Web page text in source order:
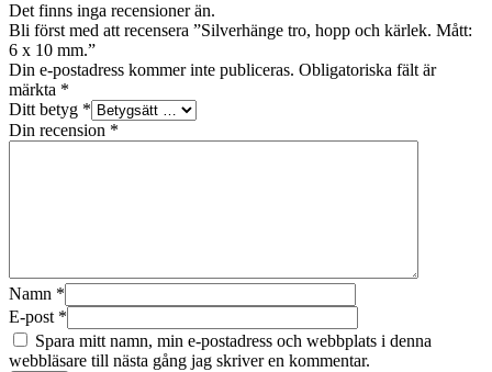
Det finns inga recensioner än.
Bli först med att recensera ”Silverhänge tro, hopp och kärlek. Mått:
6 x 10 mm.”
Din e-postadress kommer inte publiceras. Obligatoriska fält är
märkta *
Ditt betyg *
Din recension *
Namn *
E-post *
Spara mitt namn, min e-postadress och webbplats i denna
webbläsare till nästa gång jag skriver en kommentar.